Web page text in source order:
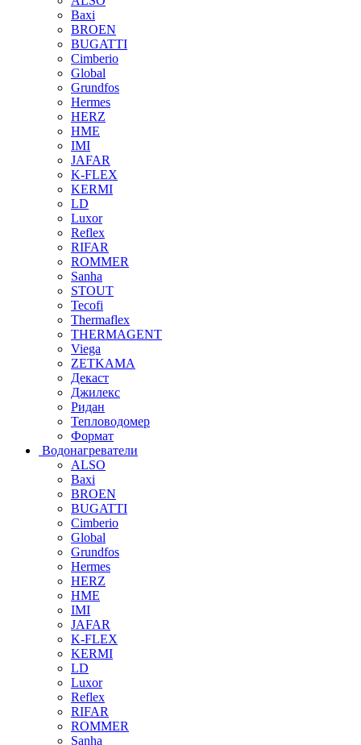
Baxi
BROEN
BUGATTI
Cimberio
Global
Grundfos
Hermes
HERZ
HME
IMI
JAFAR
K-FLEX
KERMI
LD
Luxor
Reflex
RIFAR
ROMMER
Sanha
STOUT
Tecofi
Thermaflex
THERMAGENT
Viega
ZETKAMA
Декаст
Джилекс
Ридан
Тепловодомер
Формат
Водонагреватели
ALSO
Baxi
BROEN
BUGATTI
Cimberio
Global
Grundfos
Hermes
HERZ
HME
IMI
JAFAR
K-FLEX
KERMI
LD
Luxor
Reflex
RIFAR
ROMMER
Sanha